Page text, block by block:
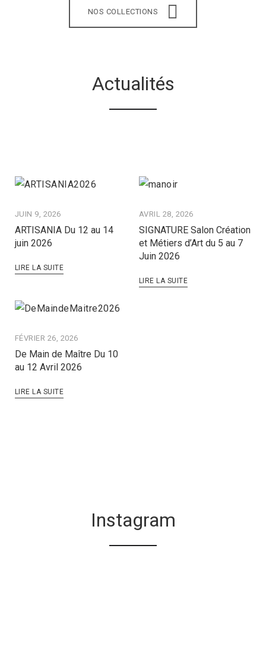
NOS COLLECTIONS
Actualités
JUIN 9, 2026
ARTISANIA Du 12 au 14
juin 2026
LIRE LA SUITE
AVRIL 28, 2026
SIGNATURE Salon Création
et Métiers d’Art du 5 au 7
Juin 2026
LIRE LA SUITE
FÉVRIER 26, 2026
De Main de Maître Du 10
au 12 Avril 2026
LIRE LA SUITE
Instagram